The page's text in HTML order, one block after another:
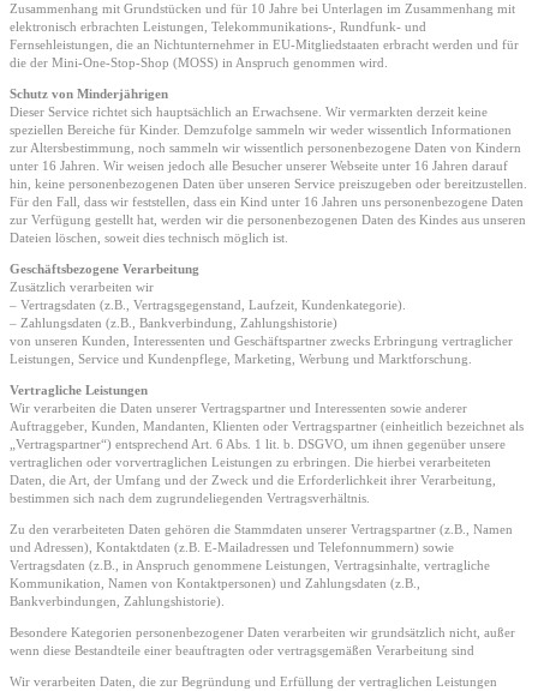
Zusammenhang mit Grundstücken und für 10 Jahre bei Unterlagen im Zusammenhang mit
elektronisch erbrachten Leistungen, Telekommunikations-, Rundfunk- und
Fernsehleistungen, die an Nichtunternehmer in EU-Mitgliedstaaten erbracht werden und für
die der Mini-One-Stop-Shop (MOSS) in Anspruch genommen wird.
Schutz von Minderjährigen
Dieser Service richtet sich hauptsächlich an Erwachsene. Wir vermarkten derzeit keine
speziellen Bereiche für Kinder. Demzufolge sammeln wir weder wissentlich Informationen
zur Altersbestimmung, noch sammeln wir wissentlich personenbezogene Daten von Kindern
unter 16 Jahren. Wir weisen jedoch alle Besucher unserer Webseite unter 16 Jahren darauf
hin, keine personenbezogenen Daten über unseren Service preiszugeben oder bereitzustellen.
Für den Fall, dass wir feststellen, dass ein Kind unter 16 Jahren uns personenbezogene Daten
zur Verfügung gestellt hat, werden wir die personenbezogenen Daten des Kindes aus unseren
Dateien löschen, soweit dies technisch möglich ist.
Geschäftsbezogene Verarbeitung
Zusätzlich verarbeiten wir
– Vertragsdaten (z.B., Vertragsgegenstand, Laufzeit, Kundenkategorie).
– Zahlungsdaten (z.B., Bankverbindung, Zahlungshistorie)
von unseren Kunden, Interessenten und Geschäftspartner zwecks Erbringung vertraglicher
Leistungen, Service und Kundenpflege, Marketing, Werbung und Marktforschung.
Vertragliche Leistungen
Wir verarbeiten die Daten unserer Vertragspartner und Interessenten sowie anderer
Auftraggeber, Kunden, Mandanten, Klienten oder Vertragspartner (einheitlich bezeichnet als
„Vertragspartner“) entsprechend Art. 6 Abs. 1 lit. b. DSGVO, um ihnen gegenüber unsere
vertraglichen oder vorvertraglichen Leistungen zu erbringen. Die hierbei verarbeiteten
Daten, die Art, der Umfang und der Zweck und die Erforderlichkeit ihrer Verarbeitung,
bestimmen sich nach dem zugrundeliegenden Vertragsverhältnis.
Zu den verarbeiteten Daten gehören die Stammdaten unserer Vertragspartner (z.B., Namen
und Adressen), Kontaktdaten (z.B. E-Mailadressen und Telefonnummern) sowie
Vertragsdaten (z.B., in Anspruch genommene Leistungen, Vertragsinhalte, vertragliche
Kommunikation, Namen von Kontaktpersonen) und Zahlungsdaten (z.B.,
Bankverbindungen, Zahlungshistorie).
Besondere Kategorien personenbezogener Daten verarbeiten wir grundsätzlich nicht, außer
wenn diese Bestandteile einer beauftragten oder vertragsgemäßen Verarbeitung sind
Wir verarbeiten Daten, die zur Begründung und Erfüllung der vertraglichen Leistungen